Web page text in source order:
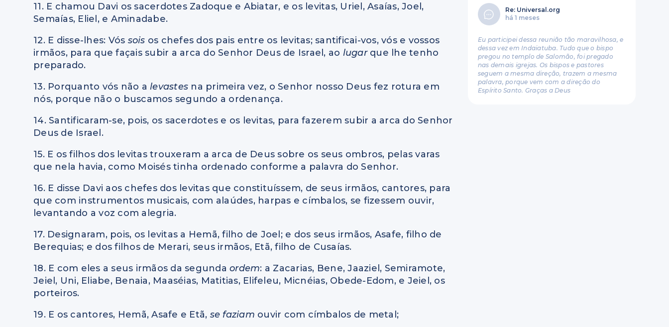
11. E chamou Davi os sacerdotes Zadoque e Abiatar, e os levitas, Uriel, Asaías, Joel,
Semaías, Eliel, e Aminadabe.
12. E disse-lhes: Vós sois os chefes dos pais entre os levitas; santificai-vos, vós e vossos
irmãos, para que façais subir a arca do Senhor Deus de Israel, ao lugar que lhe tenho
preparado.
13. Porquanto vós não alevastes na primeira vez, o Senhor nosso Deus fez rotura em
nós, porque não o buscamos segundo a ordenança.
14. Santificaram-se, pois, os sacerdotes e os levitas, para fazerem subir a arca do Senhor
Deus de Israel.
15. E os filhos dos levitas trouxeram a arca de Deus sobre os seus ombros, pelas varas
que nela havia, como Moisés tinha ordenado conforme a palavra do Senhor.
16. E disse Davi aos chefes dos levitas que constituíssem, de seus irmãos, cantores, para
que com instrumentos musicais, com alaúdes, harpas e címbalos, se fizessem ouvir,
levantando a voz com alegria.
17. Designaram, pois, os levitas a Hemã, filho de Joel; e dos seus irmãos, Asafe, filho de
Berequias; e dos filhos de Merari, seus irmãos, Etã, filho de Cusaías.
18. E com eles a seus irmãos da segundaordem: a Zacarias, Bene, Jaaziel, Semiramote,
Jeiel, Uni, Eliabe, Benaia, Maaséias, Matitias, Elifeleu, Micnéias, Obede-Edom, e Jeiel, os
porteiros.
19. E os cantores, Hemã, Asafe e Etã, se faziam ouvir com címbalos de metal;
Re: Universal.org
há 1 meses
Eu participei dessa reunião tão maravilhosa, e
dessa vez em Indaiatuba. Tudo que o bispo
pregou no templo de Salomão, foi pregado
nas demais igrejas. Os bispos e pastores
seguem a mesma direção, trazem a mesma
palavra, porque vem com a direção do
Espírito Santo. Graças a Deus